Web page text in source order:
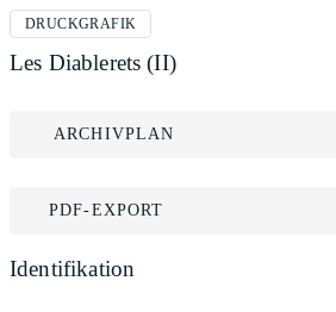
DRUCKGRAFIK
Les Diablerets (II)
ARCHIVPLAN
PDF-EXPORT
Identifikation